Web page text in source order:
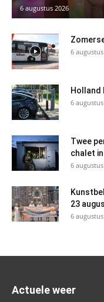
6 augustus 2026
6
Holland
6
Twee
chalet
6
23
6
Actuele weer